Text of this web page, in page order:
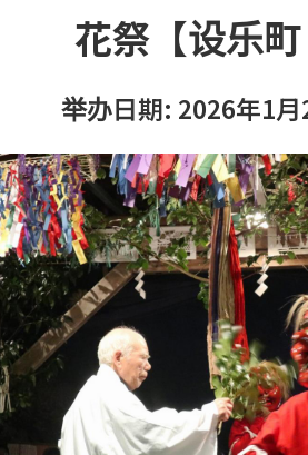
花祭【设乐町
举办日期: 2026年1